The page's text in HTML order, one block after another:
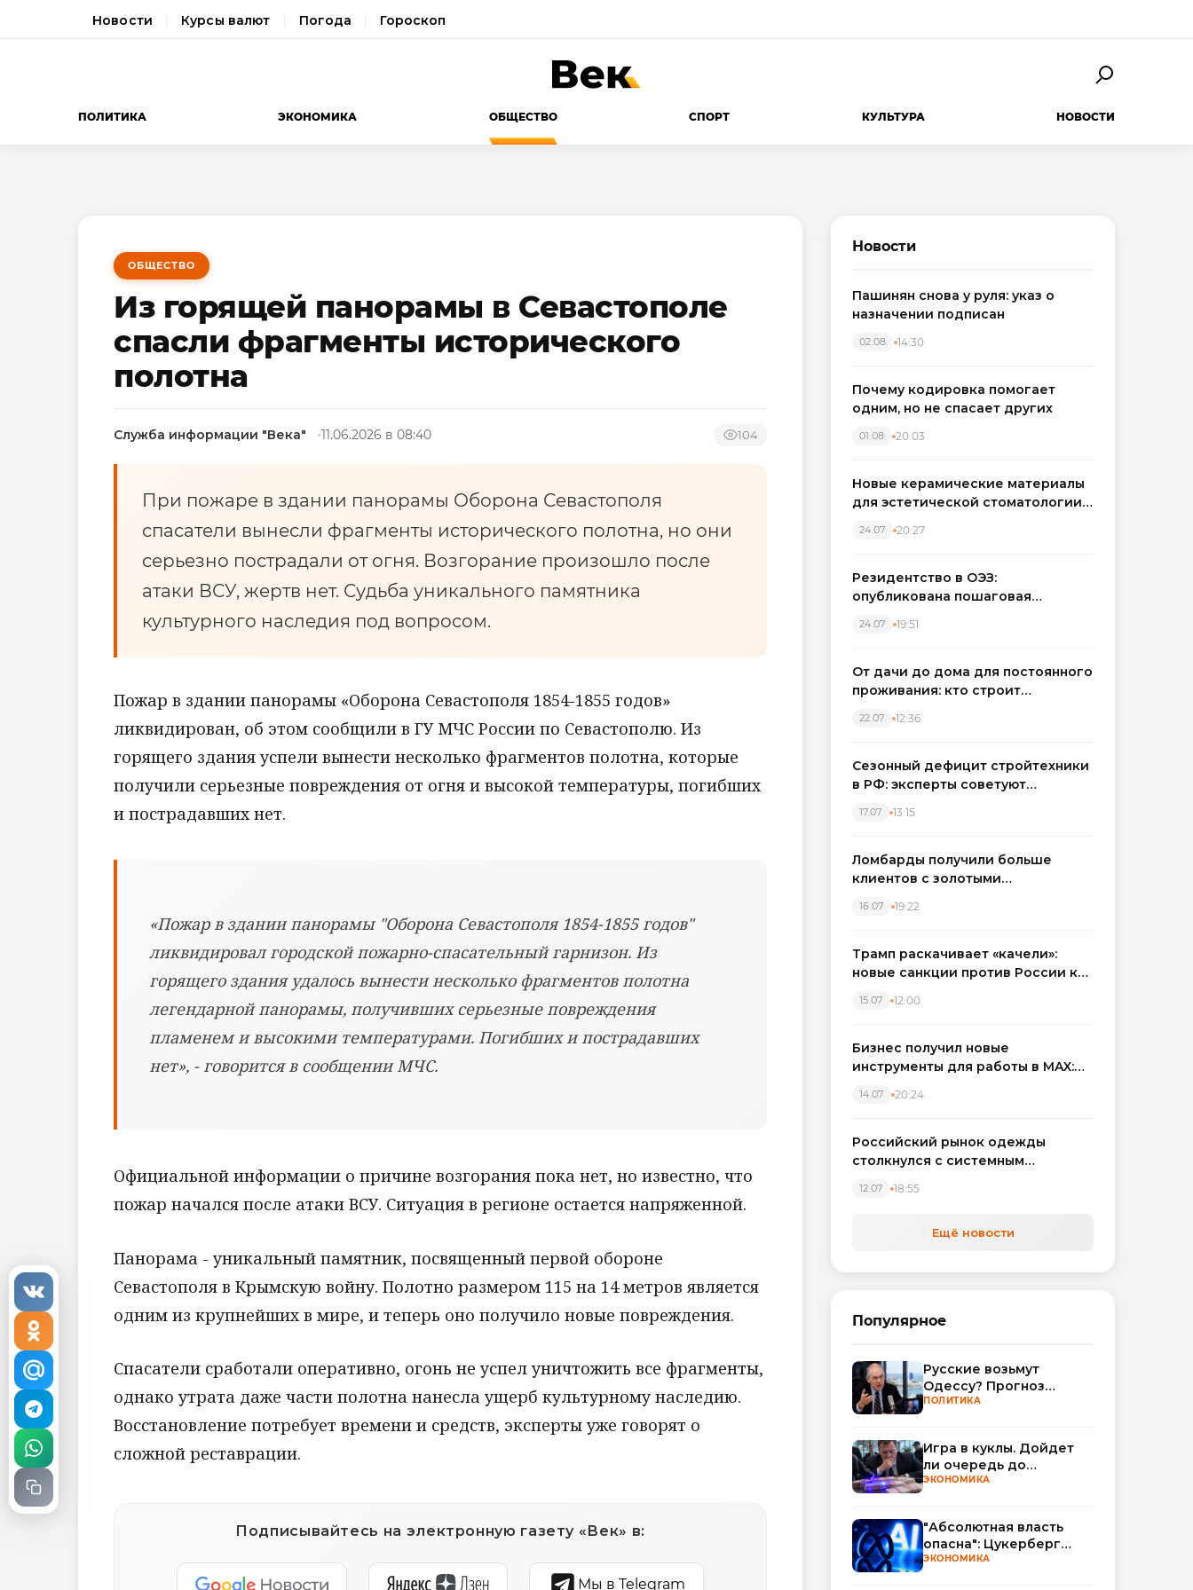
Новости Курсы валют Погода Гороскоп
ПОЛИТИКА ЭКОНОМИКА ОБЩЕСТВО СПОРТ КУЛЬТУРА НОВОСТИ
ОБЩЕСТВО
Из горящей панорамы в Севастополе
спасли фрагменты исторического
полотна
Служба информации "Века" 11.06.2026 в 08:40 104
При пожаре в здании панорамы Оборона Севастополя
спасатели вынесли фрагменты исторического полотна, но они
серьезно пострадали от огня. Возгорание произошло после
атаки ВСУ, жертв нет. Судьба уникального памятника
культурного наследия под вопросом.
Пожар в здании панорамы «Оборона Севастополя 1854-1855 годов»
ликвидирован, об этом сообщили в ГУ МЧС России по Севастополю. Из
горящего здания успели вынести несколько фрагментов полотна, которые
получили серьезные повреждения от огня и высокой температуры, погибших
и пострадавших нет.
«Пожар в здании панорамы "Оборона Севастополя 1854-1855 годов"
ликвидировал городской пожарно-спасательный гарнизон. Из
горящего здания удалось вынести несколько фрагментов полотна
легендарной панорамы, получивших серьезные повреждения
пламенем и высокими температурами. Погибших и пострадавших
нет», - говорится в сообщении МЧС.
Официальной информации о причине возгорания пока нет, но известно, что
пожар начался после атаки ВСУ. Ситуация в регионе остается напряженной.
Панорама - уникальный памятник, посвященный первой обороне
Севастополя в Крымскую войну. Полотно размером 115 на 14 метров является
одним из крупнейших в мире, и теперь оно получило новые повреждения.
Спасатели сработали оперативно, огонь не успел уничтожить все фрагменты,
однако утрата даже части полотна нанесла ущерб культурному наследию.
Восстановление потребует времени и средств, эксперты уже говорят о
сложной реставрации.
Подписывайтесь на электронную газету «Век» в:
Мы в Telegram
Новости
Пашинян снова у руля: указ о
назначении подписан
02.08 14:30
Почему кодировка помогает
одним, но не спасает других
01.08 20:03
Новые керамические материалы
для эстетической стоматологии
24.07 20:27
Резидентство в ОЭЗ:
опубликована пошаговая
налоговых льгот для инвесторов
24.07 19:51
От дачи до дома для постоянного
проживания: кто строит
Западном регионе
22.07 12:36
Сезонный дефицит стройтехники
в РФ: эксперты советуют
17.07 13:15
Ломбарды получили больше
клиентов с золотыми
вырос на фоне подорожания
16.07 19:22
Трамп раскачивает «качели»:
новые санкции против России как
15.07 12:00
Бизнес получил новые
инструменты для работы в MAX:
автоматизируют обработку
14.07 20:24
Российский рынок одежды
столкнулся с системным
12.07 18:55
Ещё новости
Популярное
Русские возьмут
Одессу? Прогноз
Миршаймера
ПОЛИТИКА
Игра в куклы. Дойдет
ли очередь до
Миллера?
ЭКОНОМИКА
"Абсолютная власть
опасна": Цукерберг
резко критикует OpenAI
ЭКОНОМИКА